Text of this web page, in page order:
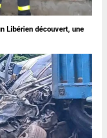
Libérien découvert, une